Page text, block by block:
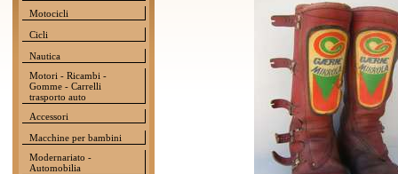
Motocicli
Cicli
Nautica
Motori - Ricambi -
Gomme - Carrelli
trasporto auto
Accessori
Macchine per bambini
Modernariato -
Automobilia